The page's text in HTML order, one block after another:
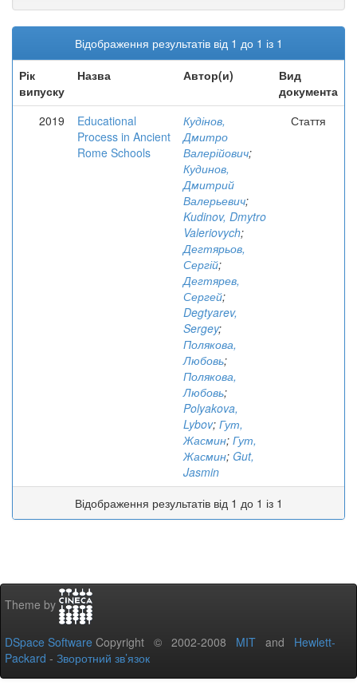
Відображення результатів від 1 до 1 із 1
Рік
випуску
Назва Автор(и)
Вид
документа
2019
Educational
Process in Ancient
Rome Schools
Кудінов,
Дмитро
Валерійович;
Кудинов,
Дмитрий
Валерьевич;
Kudinov, Dmytro
Valeriovych;
Дегтярьов,
Сергій;
Дегтярев,
Сергей;
Degtyarev,
Sergey;
Полякова,
Любовь;
Полякова,
Любовь;
Polyakova,
Lybov; Гут,
Жасмин; Гут,
Жасмин; Gut,
Jasmin
Стаття
Відображення результатів від 1 до 1 із 1
Theme by
DSpace Software Copyright © 2002-2008 MIT and Hewlett-
Packard - Зворотний зв’язок